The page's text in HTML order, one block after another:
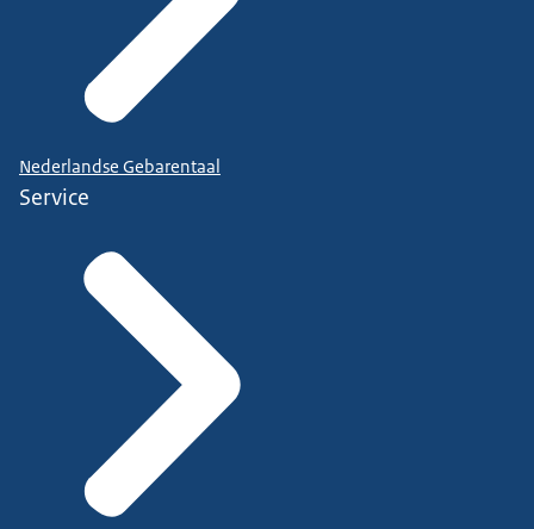
Nederlandse Gebarentaal
Service